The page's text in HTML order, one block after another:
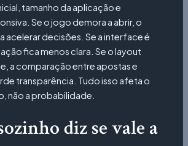
tamanho da aplicação e
Se o jogo demora a abrir, o
acelerar decisões. Se a interface é
fica menos clara. Se o layout
a comparação entre apostas e
transparência. Tudo isso afeta o
não a probabilidade.
diz se vale a